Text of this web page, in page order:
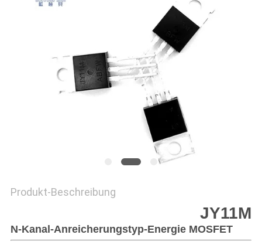
SITEMAP
DATENSCHUTZRICHTLINIE
Produkt-Beschreibung
JY11M
N-Kanal-Anreicherungstyp-Energie MOSFET